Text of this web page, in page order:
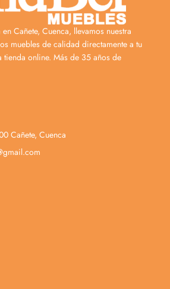
Cañete, Cuenca, llevamos nuestra
muebles de calidad directamente a tu
tienda online. Más de 35 años de
Cañete, Cuenca